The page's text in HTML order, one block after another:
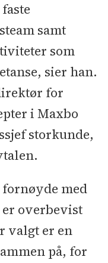
samt
som
sier han.
for
i Maxbo
storkunde,
med
er overbevist
valgt er en
på, for